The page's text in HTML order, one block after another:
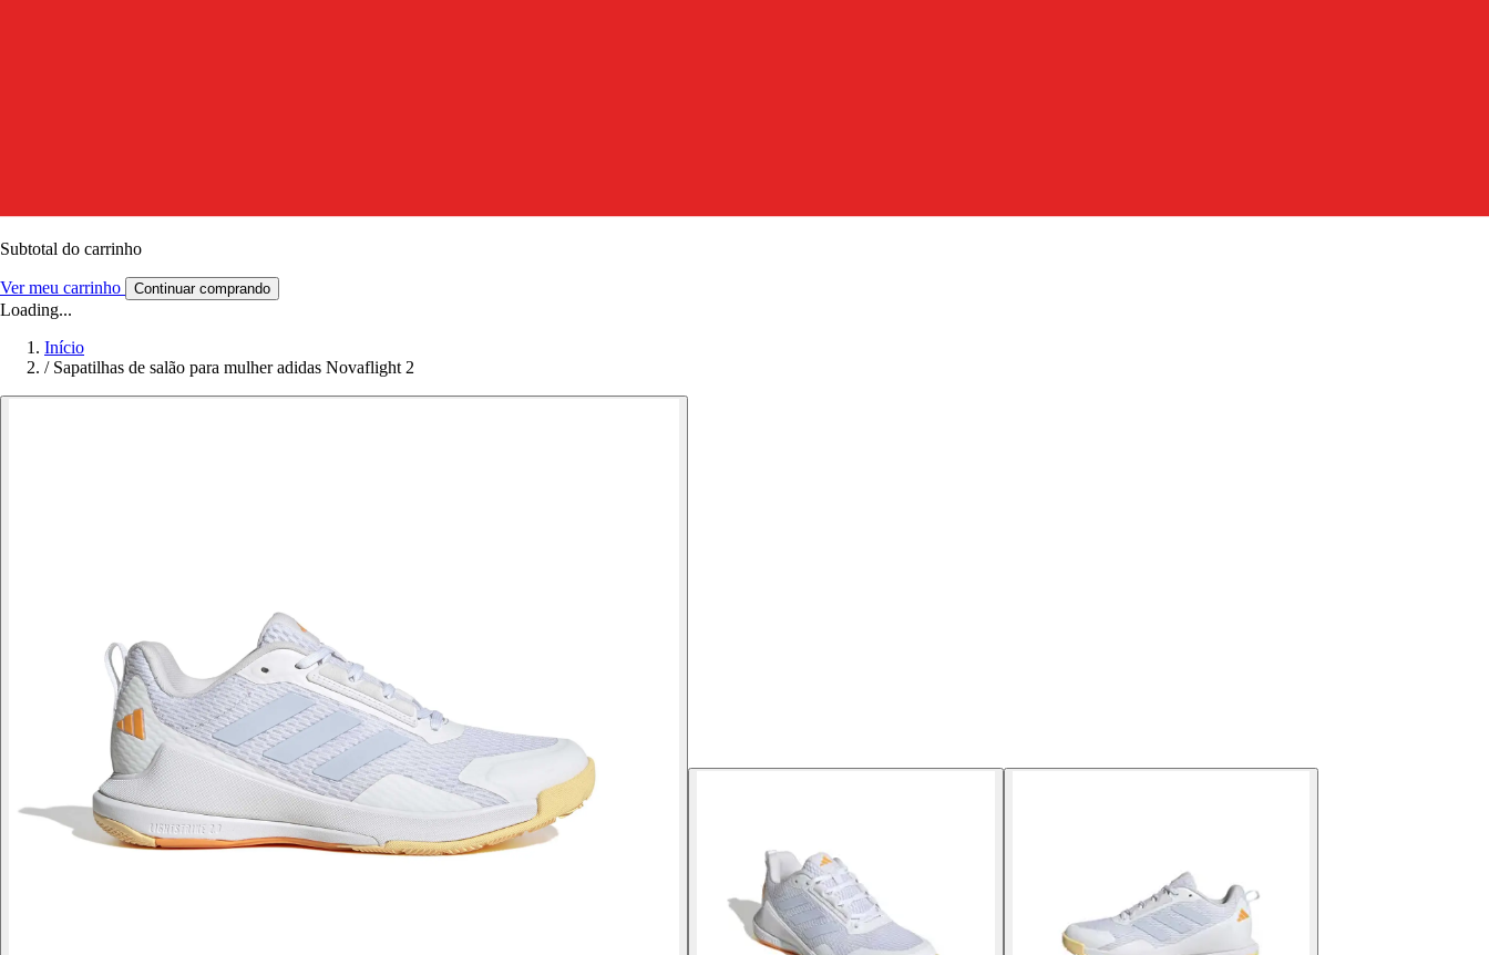
Subtotal do carrinho
Ver meu carrinho Continuar comprando
Loading...
Início
/ Sapatilhas de salão para mulher adidas Novaflight 2